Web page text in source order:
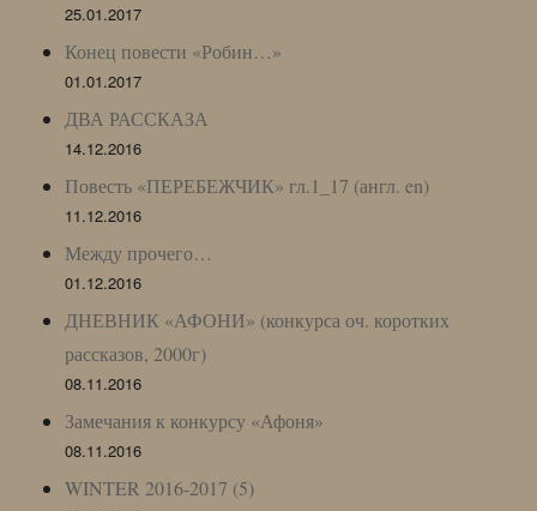
25.01.2017
Конец повести «Робин…»
01.01.2017
ДВА РАССКАЗА
14.12.2016
Повесть «ПЕРЕБЕЖЧИК» гл.1_17 (англ. en)
11.12.2016
Между прочего…
01.12.2016
ДНЕВНИК «АФОНИ» (конкурса оч. коротких
рассказов, 2000г)
08.11.2016
Замечания к конкурсу «Афоня»
08.11.2016
WINTER 2016-2017 (5)